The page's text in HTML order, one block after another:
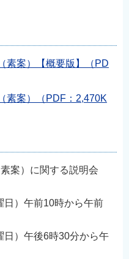
素案）【概要版】（PD
素案）（PDF：2,470K
案）に関する説明会
日）午前10時から午前
日）午後6時30分から午